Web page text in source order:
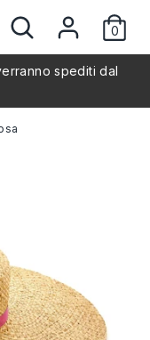
Cerca
0
spediti dal